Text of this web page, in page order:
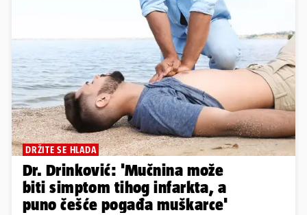
DRŽITE SE HLADA
Dr. Drinković: 'Mučnina može
biti simptom tihog infarkta, a
puno češće pogađa muškarce'